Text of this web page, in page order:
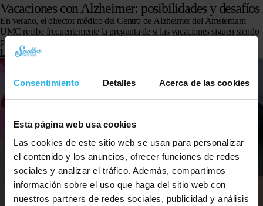
Consentimiento Detalles Acerca de las cookies
Esta página web usa cookies
Las cookies de este sitio web se usan para personalizar
el contenido y los anuncios, ofrecer funciones de redes
sociales y analizar el tráfico. Además, compartimos
información sobre el uso que haga del sitio web con
nuestros partners de redes sociales, publicidad y análisis
Vacaciones con Alzheimer: posibilidades y desafíos
En verano, el director médico del Centro de Alzheimer del Amsterdam
UMC recibe frecuentemente la pregunta de si las vacaciones siguen siendo
posibles para personas con Alzheimer (en fase inicial)….
Leer más